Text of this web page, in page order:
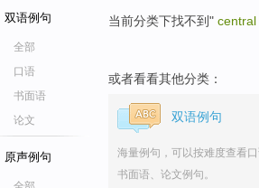
双语例句
全部
口语
书面语
论文
原声例句
当前分类下找不到" central
或者看看其他分类：
双语例句
海量例句，可以按难度查看口
书面语、论文例句。